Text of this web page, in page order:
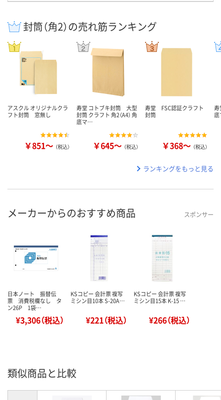
封筒（角2）の売れ筋ランキング
アスクル オリジナルクラ
フト封筒 窓無し
￥851～ （税込）
寿堂 コトブキ封筒 大型
封筒 クラフト 角2（A4） 角
底マ…
￥645～ （税込）
寿堂 FSC認証クラフト
封筒
￥368～ （税込）
寿
ランキングをもっと見る
メーカーからのおすすめ商品 スポンサー
日本ノート 振替伝
票 消費税欄なし タ
ン26P 1袋…
¥3,306（税込）
KSコピー 会計票 複写
ミシン目10本 S-20A…
¥221（税込）
KSコピー 会計票 複写
ミシン目15本 K-15 …
¥266（税込）
類似商品と比較